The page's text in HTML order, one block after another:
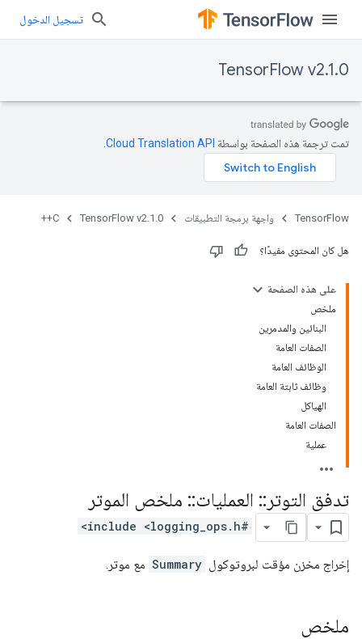
تسجيل الدخول
TensorFlow v2.1.0
تمت ترجمة هذه الصفحة بواسطة Cloud Translation API‏
TensorFlow واجهة برمجة التطبيقات TensorFlow v2.1.0
C++
هل كان المحتوى مفيدًا؟
على هذه الصفحة
ملخص
البنائين والمدمرين
الصفات العامة
الوظائف العامة
وظائف ثابتة العامة
الهياكل
الصفات العامة
عملية
تدفق التوتر :: العمليات:: ملخص الموتر
#include <logging_ops.h>
إخراج مخزن مؤقت لبروتوكول Summary مع موتر.
ملخص